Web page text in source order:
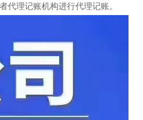
代理记账机构进行代理记账。